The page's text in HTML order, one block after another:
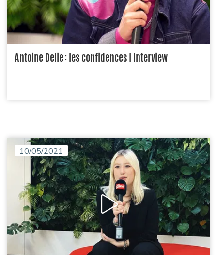
Antoine Delie : les confidences | Interview
10/05/2021